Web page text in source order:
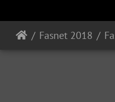
Fasnet 2018